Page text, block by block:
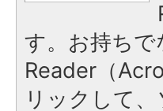
す。お持ち
Reader（
リックして